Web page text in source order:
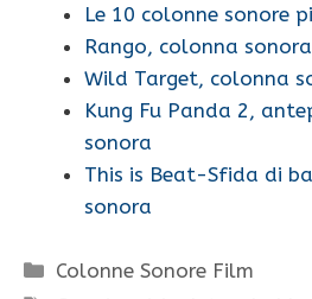
Le 10 colonne sonore
Rango, colonna sonora
Wild Target, colonna
Kung Fu Panda 2,
sonora
This is Beat-Sfida di
sonora
Categorie
Colonne Sonore Film